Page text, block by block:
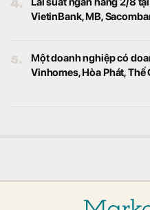
VietinBank, MB,
5.
Một doanh nghiệp có
Vinhomes, Hòa Phát,